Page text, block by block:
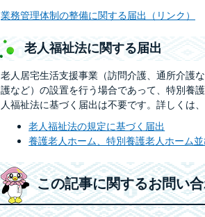
業務管理体制の整備に関する届出（リンク）
老人福祉法に関する届出
老人居宅生活支援事業（訪問介護、通所介護
護など）の設置を行う場合であって、特別養
人福祉法に基づく届出は不要です。詳しくは
老人福祉法の規定に基づく届出
養護老人ホーム、特別養護老人ホーム
この記事に関するお問い